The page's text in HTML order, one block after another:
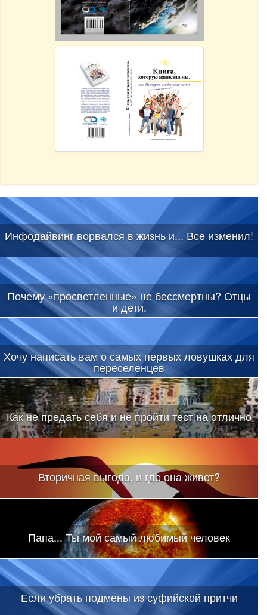
Инфодайвинг ворвался в жизнь и... Все изменил!
Почему «просветленные» не бессмертны? Отцы
и дети.
Хочу написать вам о самых первых ловушках для
переселенцев
Как не предать себя и не пройти тест на отлично
Вторичная выгода, и где она живет?
Папа... Ты мой самый любимый человек
Если убрать подмены из суфийской притчи